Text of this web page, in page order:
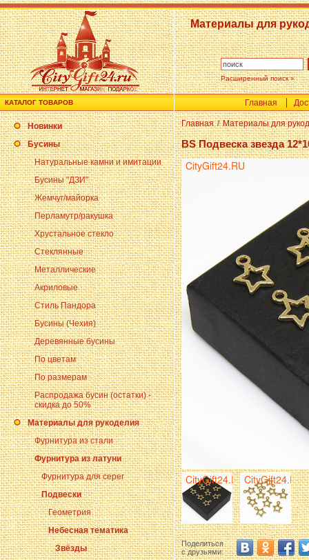
Материалы для
Расширенный поиск »
КАТАЛОГ ТОВАРОВ Главная
Новинки
Бусины
Натуральные камни и имитации
Бусины "ДЗИ"
Жемчуг/майорка
Перламутр/ракушка
Хрустальное стекло
Стеклянные
Металлические
Акриловые
Стиль Пандора
Бусины (Чехия)
Деревянные бусины
По цветам
По размерам
Распродажа бусин (остатки) -
скидка до 50%
Материалы для рукоделия
Фурнитура из стали
Фурнитура из латуни
Фурнитура для серег
Подвески
Геометрия
Небесная тематика
Звёзды
Главная / Материалы для
BS Подвеска звезда
Поделиться
с друзьями: